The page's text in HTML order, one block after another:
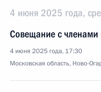
4 июня 2025 года,
Совещание с членами
4 июня 2025 года, 17:30
Московская область, Ново-